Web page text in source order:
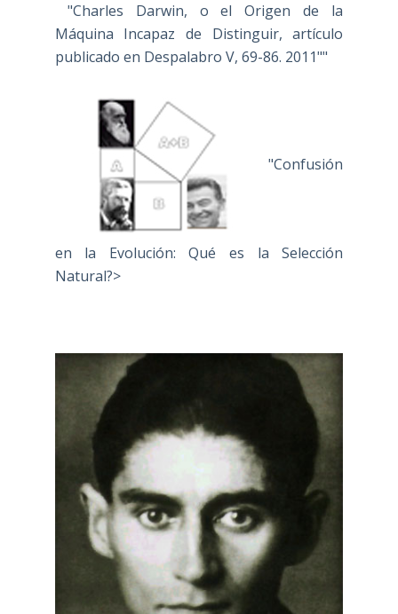
"Charles Darwin, o el Origen de la
Máquina Incapaz de Distinguir, artículo
publicado en Despalabro V, 69-86. 2011""
"Confusión
en la Evolución: Qué es la Selección
Natural?>